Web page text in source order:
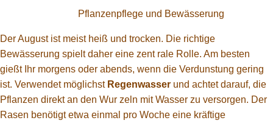
Pflanzenpflege und Bewässerung
Der August ist meist heiß und trocken. Die richtige
Bewässerung spielt daher eine zent rale Rolle. Am besten
gießt Ihr morgens oder abends, wenn die Verdunstung gering
ist. Verwendet möglichst Regenwasser und achtet darauf, die
Pflanzen direkt an den Wur zeln mit Wasser zu versorgen. Der
Rasen benötigt etwa einmal pro Woche eine kräftige